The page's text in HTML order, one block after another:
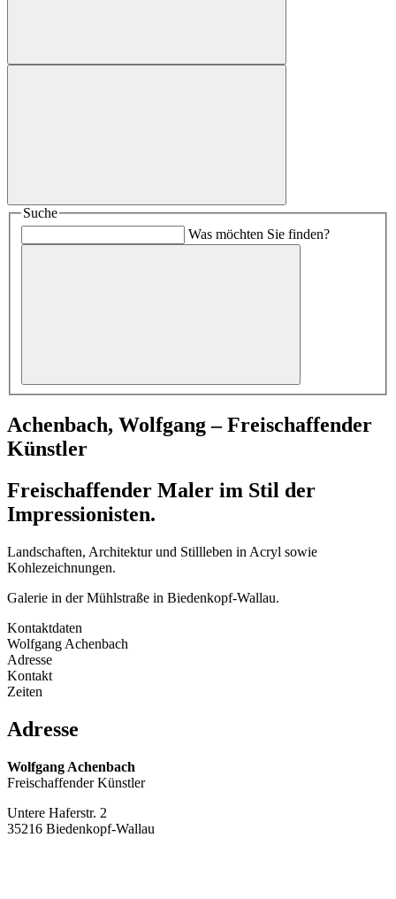
Suche
Was möchten Sie finden?
Achenbach, Wolfgang – Freischaffender
Künstler
Freischaffender Maler im Stil der
Impressionisten.
Landschaften, Architektur und Stillleben in Acryl sowie
Kohlezeichnungen.
Galerie in der Mühlstraße in Biedenkopf-Wallau.
Kontaktdaten
Wolfgang Achenbach
Adresse
Kontakt
Zeiten
Adresse
Wolfgang Achenbach
Freischaffender Künstler
Untere Haferstr. 2
35216 Biedenkopf-Wallau